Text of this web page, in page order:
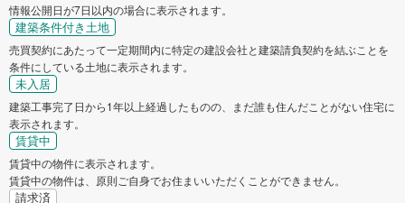
情報公開日が7日以内の場合に表示されます。
建築条件付き土地
売買契約にあたって一定期間内に特定の建設会社と建築請負契約を結ぶことを
条件にしている土地に表示されます。
未入居
建築工事完了日から1年以上経過したものの、まだ誰も住んだことがない住宅に
表示されます。
賃貸中
賃貸中の物件に表示されます。
賃貸中の物件は、原則ご自身でお住まいいただくことができません。
請求済